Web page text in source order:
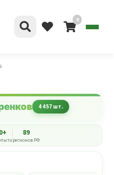
0
4 457 шт.
89
регионов РФ